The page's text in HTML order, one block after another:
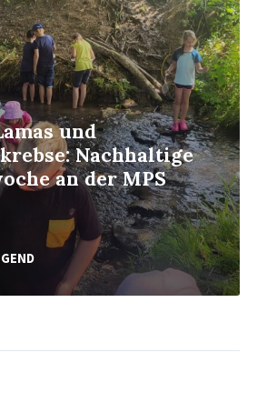
und
Nachhaltige
an der MPS